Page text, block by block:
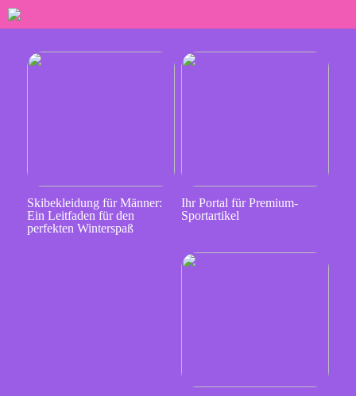
Skibekleidung für Männer:
Ein Leitfaden für den
perfekten Winterspaß
Ihr Portal für Premium-
Sportartikel